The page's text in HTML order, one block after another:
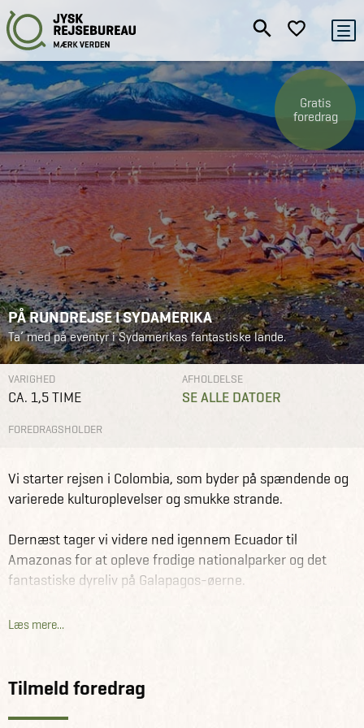
Gratis
foredrag
PÅ RUNDREJSE I SYDAMERIKA
Ta’ med på eventyr i Sydamerikas fantastiske lande.
VARIGHED
CA. 1,5 TIME
FOREDRAGSHOLDER
AFHOLDELSE
SE ALLE DATOER
Vi starter rejsen i Colombia, som byder på spændende og
varierede kulturoplevelser og smukke strande.
Dernæst tager vi videre ned igennem Ecuador til
Amazonas for at opleve frodige nationalparker og det
fantastiske dyreliv på Galapagos-øerne.
Næste stop på rejsen er Peru, hvor vi skal besøge det
Vi fortsætter ned til et af Sydamerikas fattigste lande,
Bolivia. Her findes verdens største saltørken Salar de
Læs mere...
Tilmeld foredrag